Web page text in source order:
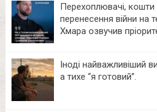
Перехоплювачі, кошти
перенесення війни на
Хмара озвучив
Іноді найважливіший
а тихе “я готовий”.